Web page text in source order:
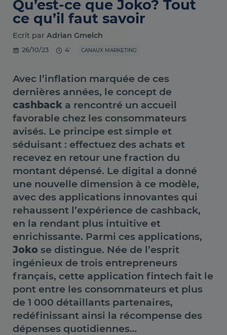
Qu’est-ce que Joko? Tout
ce qu’il faut savoir
Ecrit par Adrian Gmelch
26/10/23 4' CANAUX MARKETING
Avec l’inflation marquée de ces
dernières années, le concept de
cashback a rencontré un accueil
favorable chez les consommateurs
avisés. Le principe est simple et
séduisant : effectuez des achats et
recevez en retour une fraction du
montant dépensé. Le digital a donné
une nouvelle dimension à ce modèle,
avec des applications innovantes qui
rehaussent l’expérience de cashback,
en la rendant plus intuitive et
enrichissante. Parmi ces applications,
Joko se distingue. Née de l’esprit
ingénieux de trois entrepreneurs
français, cette application fintech fait le
pont entre les consommateurs et plus
de 1 000 détaillants partenaires,
redéfinissant ainsi la récompense des
dépenses quotidiennes…